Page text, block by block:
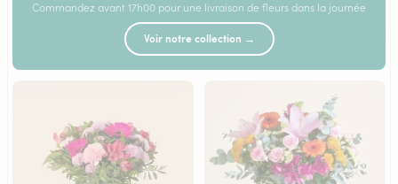
Commandez avant 17h00 pour une livraison de fleurs dans la journée
Voir notre collection →